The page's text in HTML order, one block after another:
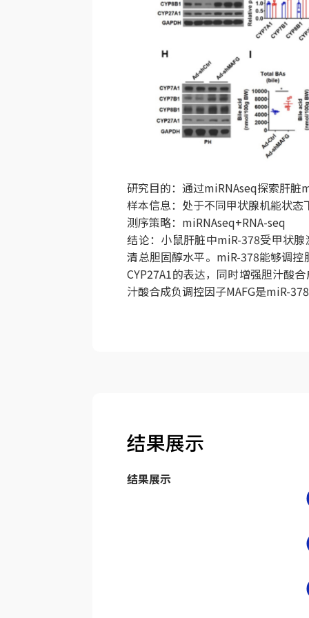
研究目的：通过miRNAseq探索肝脏
样本信息：处于不同甲状腺机能状态
测序策略：miRNAseq+RNA-seq
结论：小鼠肝脏中miR-378受甲状
清总胆固醇水平。miR-378能够调控
CYP27A1的表达，同时增强胆汁酸
汁酸合成负调控因子MAFG是miR-
结果展示
结果展示